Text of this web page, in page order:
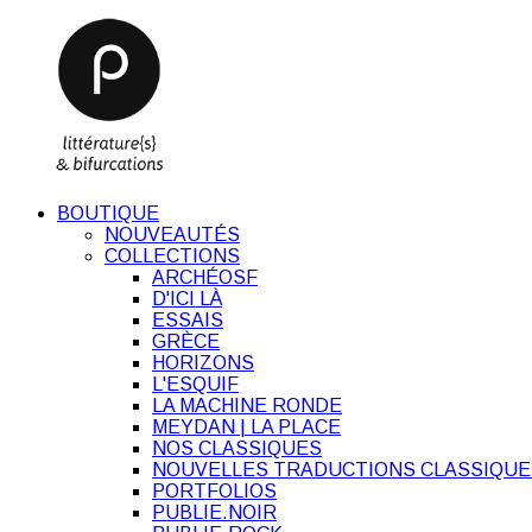
BOUTIQUE
NOUVEAUTÉS
COLLECTIONS
ARCHÉOSF
D'ICI LÀ
ESSAIS
GRÈCE
HORIZONS
L'ESQUIF
LA MACHINE RONDE
MEYDAN | LA PLACE
NOS CLASSIQUES
NOUVELLES TRADUCTIONS
PORTFOLIOS
PUBLIE.NOIR